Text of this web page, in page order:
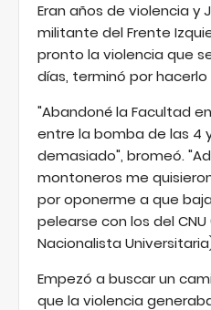
Eran años de violencia y
militante del Frente
pronto la violencia que
días, terminó por
"Abandoné la Facultad
entre la bomba de las 4
demasiado", bromeó.
montoneros me
por oponerme a que
pelearse con los del
Nacionalista
Empezó a buscar un
que la violencia